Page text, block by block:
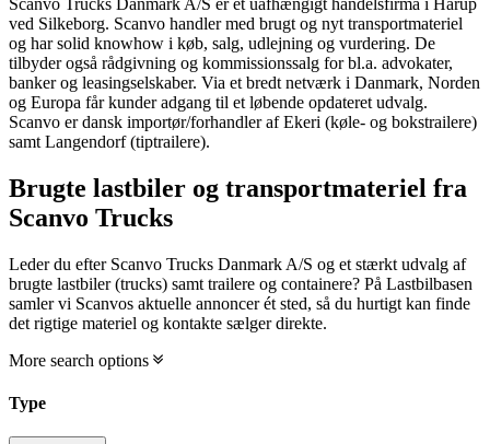
ved Silkeborg. Scanvo handler med brugt og nyt transportmateriel
og har solid knowhow i køb, salg, udlejning og vurdering. De
tilbyder også rådgivning og kommissionssalg for bl.a. advokater,
banker og leasingselskaber. Via et bredt netværk i Danmark, Norden
og Europa får kunder adgang til et løbende opdateret udvalg.
Scanvo er dansk importør/forhandler af Ekeri (køle- og bokstrailere)
samt Langendorf (tiptrailere).
Brugte lastbiler og transportmateriel fra
Scanvo Trucks
Leder du efter Scanvo Trucks Danmark A/S og et stærkt udvalg af
brugte lastbiler (trucks) samt trailere og containere? På Lastbilbasen
samler vi Scanvos aktuelle annoncer ét sted, så du hurtigt kan finde
det rigtige materiel og kontakte sælger direkte.
More search options
Type